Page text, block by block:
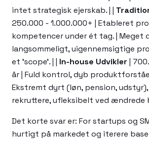
intet strategisk ejerskab. | |
250.000 - 1.000.000+ | Etableret
kompetencer under ét tag. | Meget
langsommeligt, uigennemsigtige
et 'scope'. | | In-house Udvikler |
år | Fuld kontrol, dyb
Ekstremt dyrt (løn, pension,
rekruttere, ufleksibelt ved ændrede
Det korte svar er: For startups og
hurtigt på markedet og iterere